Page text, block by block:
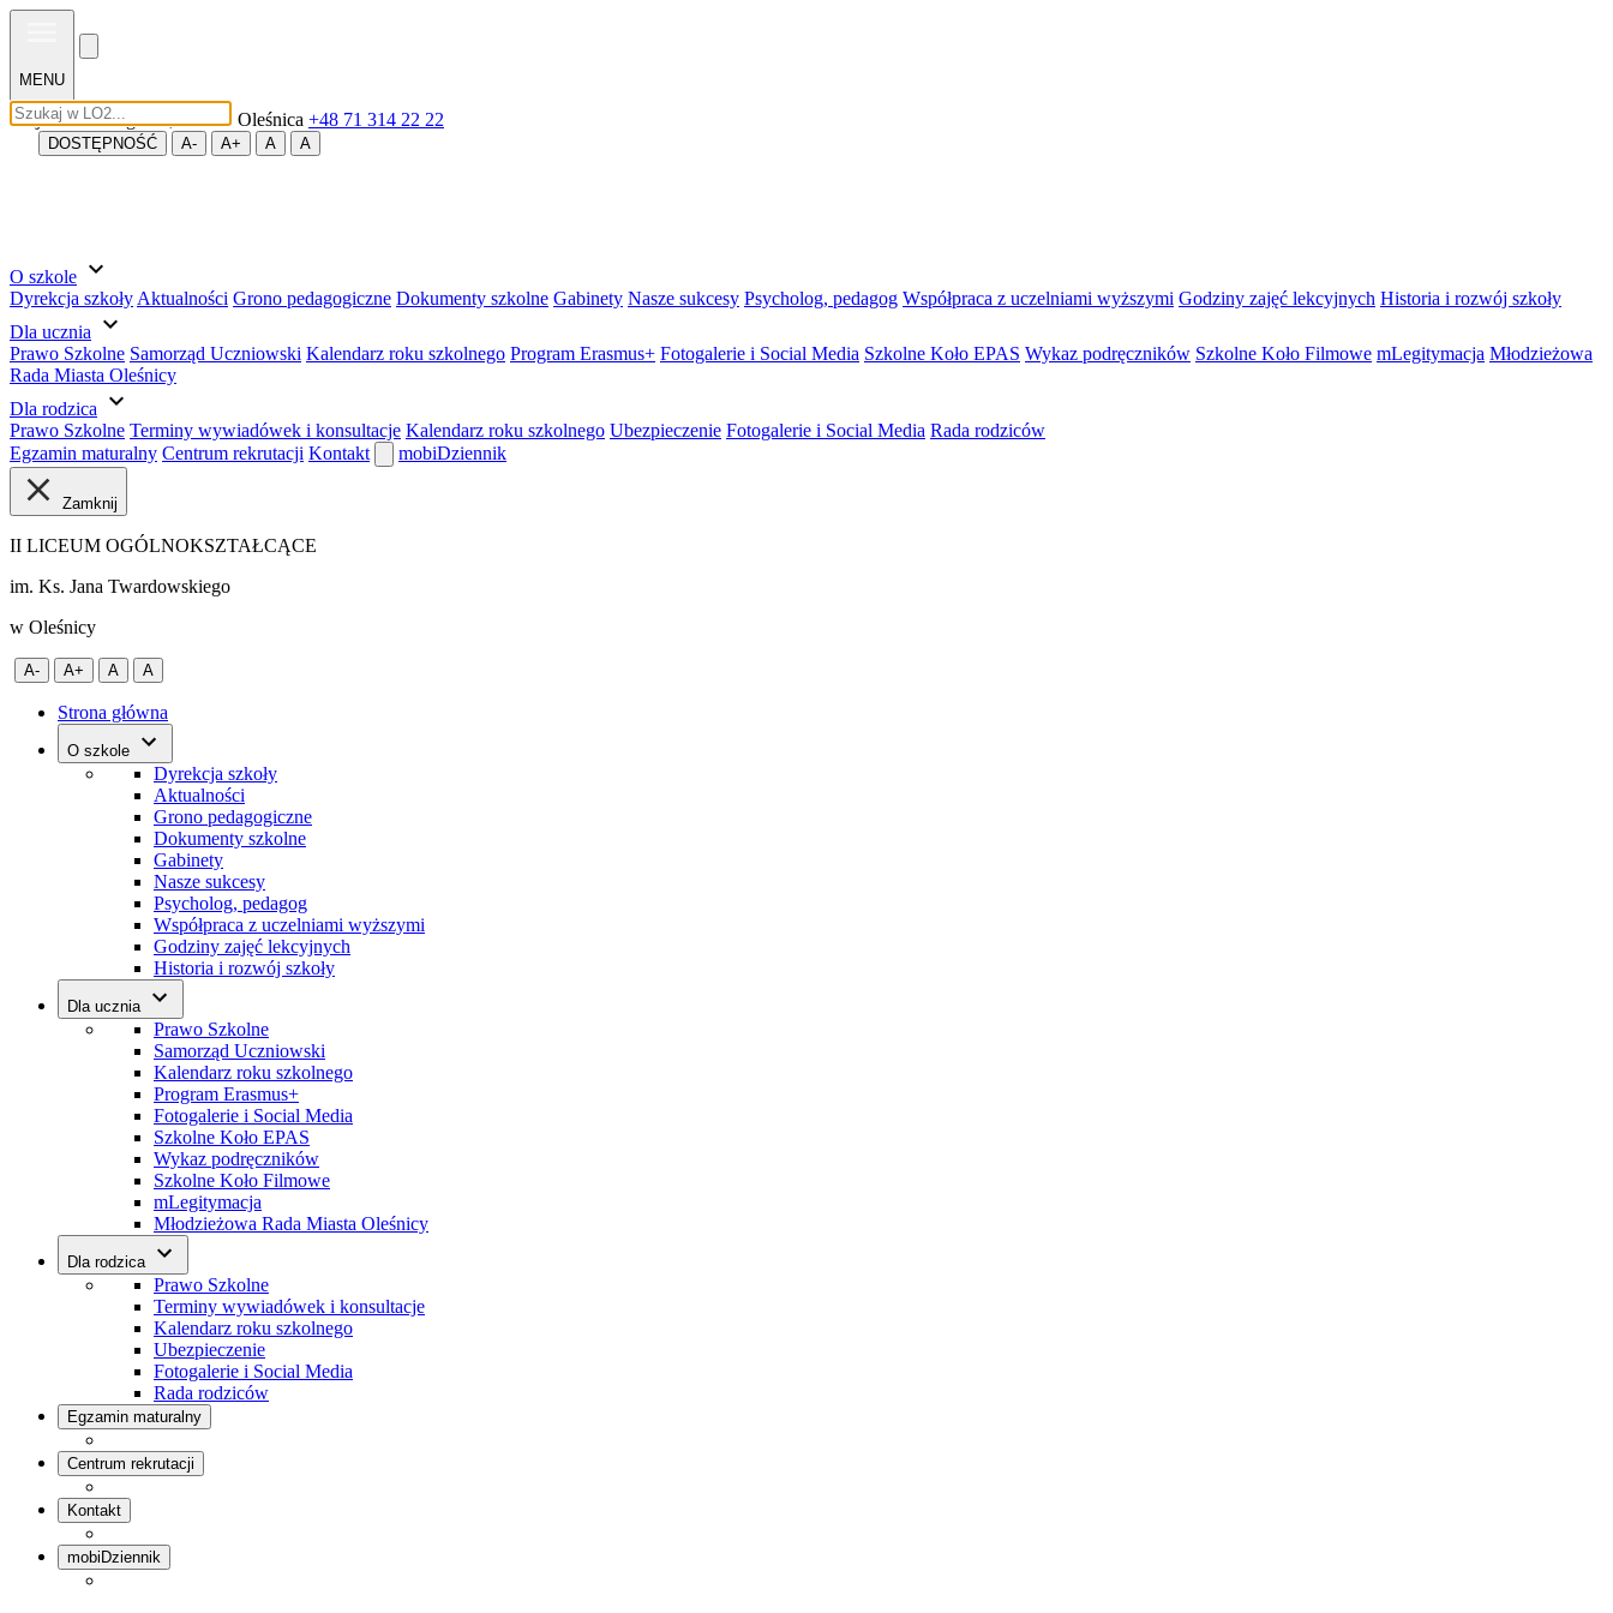
MENU
Wojska Polskiego 56, 56-400 Oleśnica +48 71 314 22 22
DOSTĘPNOŚĆ A- A+ A A
O szkole expand_more
Dyrekcja szkoły Aktualności Grono pedagogiczne Dokumenty szkolne Gabinety Nasze sukcesy Psycholog, pedagog Współpraca z uczelniami wyższymi Godziny zajęć lekcyjnych Historia i rozwój szkoły
Dla ucznia
expand_more
Prawo Szkolne Samorząd Uczniowski Kalendarz roku szkolnego Program Erasmus+ Fotogalerie i Social Media Szkolne Koło EPAS Wykaz podręczników Szkolne Koło Filmowe mLegitymacja Młodzieżowa
Rada Miasta Oleśnicy
Dla rodzica
expand_more
Prawo Szkolne Terminy wywiadówek i konsultacje Kalendarz roku szkolnego Ubezpieczenie Fotogalerie i Social Media Rada rodziców
Egzamin maturalny Centrum rekrutacji Kontakt mobiDziennik
Zamknij
II LICEUM OGÓLNOKSZTAŁCĄCE
im. Ks. Jana Twardowskiego
w Oleśnicy
A- A+ A A
Strona główna
O szkole
Dyrekcja szkoły
Aktualności
Grono pedagogiczne
Dokumenty szkolne
Gabinety
Nasze sukcesy
Psycholog, pedagog
Współpraca z uczelniami wyższymi
Godziny zajęć lekcyjnych
Historia i rozwój szkoły
Dla ucznia
Prawo Szkolne
Samorząd Uczniowski
Kalendarz roku szkolnego
Program Erasmus+
Fotogalerie i Social Media
Szkolne Koło EPAS
Wykaz podręczników
Szkolne Koło Filmowe
mLegitymacja
Młodzieżowa Rada Miasta Oleśnicy
Dla rodzica
Prawo Szkolne
Terminy wywiadówek i konsultacje
Kalendarz roku szkolnego
Ubezpieczenie
Fotogalerie i Social Media
Rada rodziców
Egzamin maturalny
Centrum rekrutacji
Kontakt
mobiDziennik